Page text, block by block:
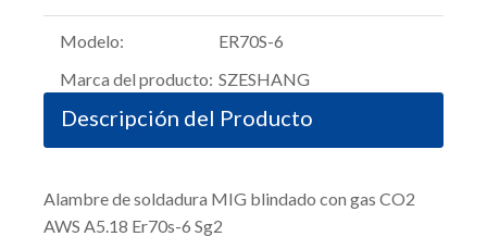
Modelo:
ER70S-6
Marca del producto: SZESHANG
Descripción del Producto
Alambre de soldadura MIG blindado con gas CO2
AWS A5.18 Er70s-6 Sg2